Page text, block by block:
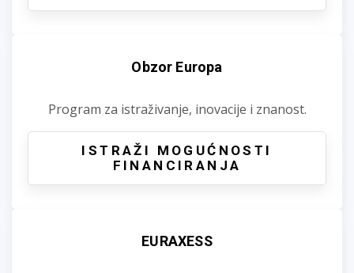
Obzor Europa
Program za istraživanje, inovacije i znanost.
ISTRAŽI MOGUĆNOSTI
FINANCIRANJA
EURAXESS